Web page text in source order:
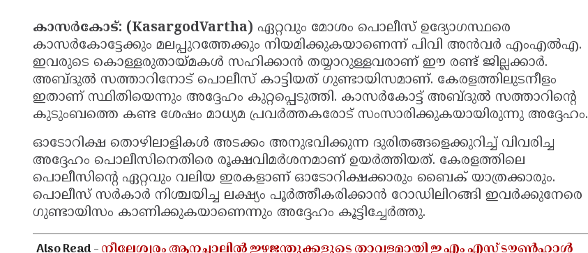
കാസർകോട്: (KasargodVartha) ഏറ്റവും മോശം പൊലീസ് ഉദ്യോഗസ്ഥരെ
കാസര്‍കോട്ടേക്കും മലപ്പുറത്തേക്കും നിയമിക്കുകയാണെന്ന് പിവി അൻവർ എംഎൽഎ.
ഇവരുടെ കൊള്ളരുതായ്മ‌കൾ സഹിക്കാൻ തയ്യാറുള്ളവരാണ് ഈ രണ്ട് ജില്ലക്കാർ.
അബ്ദുൽ സത്താറിനോട് പൊലീസ് കാട്ടിയത് ഗുണ്ടായിസമാണ്. കേരളത്തിലുടനീളം
ഇതാണ് സ്ഥിതിയെന്നും അദ്ദേഹം കുറ്റപ്പെടുത്തി. കാസർകോട്ട് അബ്ദുൽ സത്താറിന്റെ
കുടുംബത്തെ കണ്ട ശേഷം മാധ്യമ പ്രവർത്തകരോട് സംസാരിക്കുകയായിരുന്നു അദ്ദേഹം.
ഓടോറിക്ഷ തൊഴിലാളികൾ അടക്കം അനുഭവിക്കുന്ന ദുരിതങ്ങളെക്കുറിച്ച് വിവരിച്ച
അദ്ദേഹം പൊലീസിനെതിരെ രൂക്ഷവിമർശനമാണ് ഉയർത്തിയത്. കേരളത്തിലെ
പൊലീസിന്റെ ഏറ്റവും വലിയ ഇരകളാണ് ഓടോറിക്ഷക്കാരും ബൈക് യാത്രക്കാരും.
പൊലീസ് സർകാർ നിശ്ചയിച്ച ലക്ഷ്യം പൂർത്തീകരിക്കാൻ റോഡിലിറങ്ങി ഇവർക്കുനേരെ
ഗുണ്ടായിസം കാണിക്കുകയാണെന്നും അദ്ദേഹം കൂട്ടിച്ചേർത്തു.